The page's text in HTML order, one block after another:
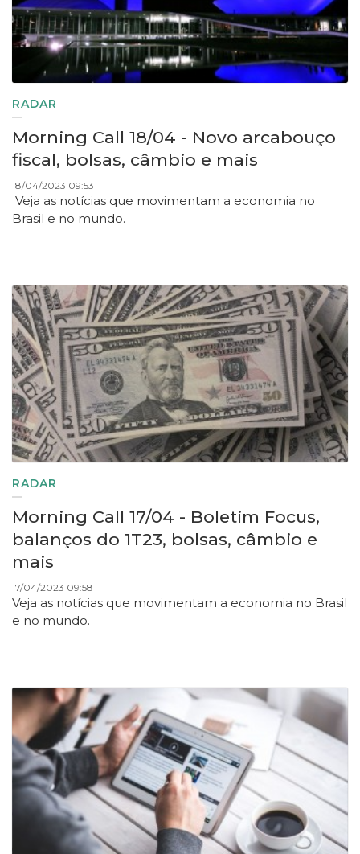
RADAR
Morning Call 18/04 - Novo arcabouço
fiscal, bolsas, câmbio e mais
18/04/2023 09:53
Veja as notícias que movimentam a economia no
Brasil e no mundo.
RADAR
Morning Call 17/04 - Boletim Focus,
balanços do 1T23, bolsas, câmbio e
mais
17/04/2023 09:58
Veja as notícias que movimentam a economia no Brasil
e no mundo.